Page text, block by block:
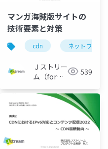
janog オリジンサーバ
マンガ海賊版サイトの
技術要素と対策
cdn ネットワーク
Ｊストリー
ム（for
539